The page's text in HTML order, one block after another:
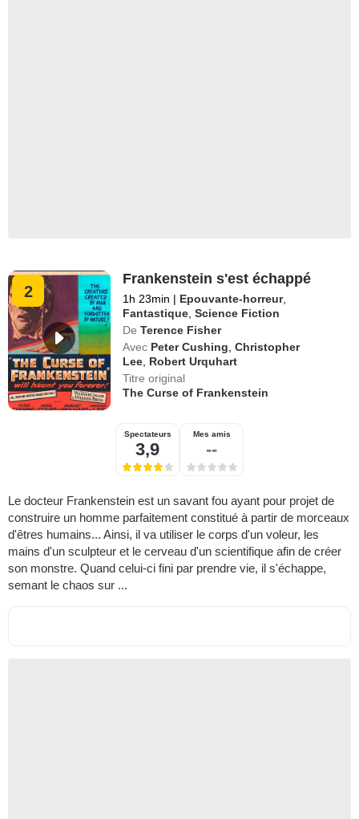
2
Frankenstein s'est échappé
1h 23min | Epouvante-horreur,
Fantastique ,Science Fiction
De Terence Fisher
Avec Peter Cushing ,Christopher
Lee Robert Urquhart
Titre original
The Curse of Frankenstein
Spectateurs
3,9
Mes amis
--
Le docteur Frankenstein est un savant fou ayant pour projet de
construire un homme parfaitement constitué à partir de morceaux
d'êtres humains... Ainsi, il va utiliser le corps d'un voleur, les
mains d'un sculpteur et le cerveau d'un scientifique afin de créer
son monstre. Quand celui-ci fini par prendre vie, il s'échappe,
semant le chaos sur ...